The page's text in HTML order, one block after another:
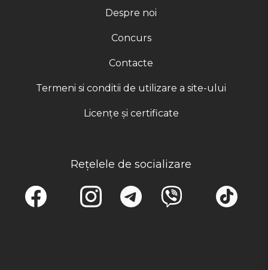
Despre noi
Concurs
Contacte
Termeni si conditii de utilizare a site-ului
Licențe și certificate
Rețelele de socializare